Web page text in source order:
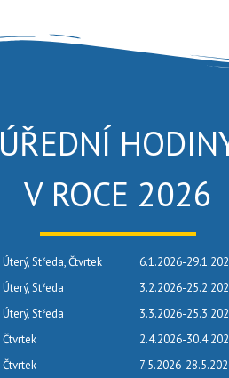
ÚŘEDNÍ
V ROCE 2026
Úterý, Středa, Čtvrtek 6.1.2026-
Úterý, Středa 3.2.2026-
Úterý, Středa 3.3.2026-
Čtvrtek
2.4.2026-
Čtvrtek 7.5.2026-